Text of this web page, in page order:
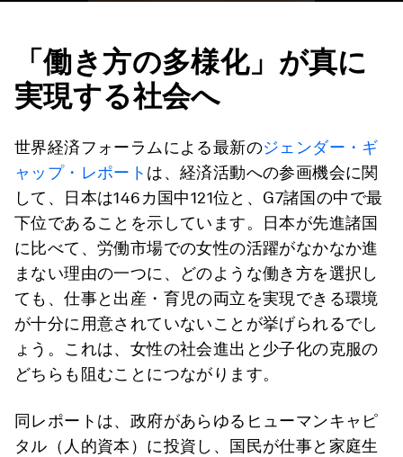
「働き方の多様化」が真に
実現する社会へ
世界経済フォーラムによる最新のジェンダー・ギ
ャップ・レポート は、経済活動への参画機会に関
して、日本は146カ国中121位と、G7諸国の中で最
下位であることを示しています。日本が先進諸国
に比べて、労働市場での女性の活躍がなかなか進
まない理由の一つに、どのような働き方を選択し
ても、仕事と出産・育児の両立を実現できる環境
が十分に用意されていないことが挙げられるでし
ょう。これは、女性の社会進出と少子化の克服の
どちらも阻むことにつながります。
同レポートは、政府があらゆるヒューマンキャピ
タル（人的資本）に投資し、国民が仕事と家庭生